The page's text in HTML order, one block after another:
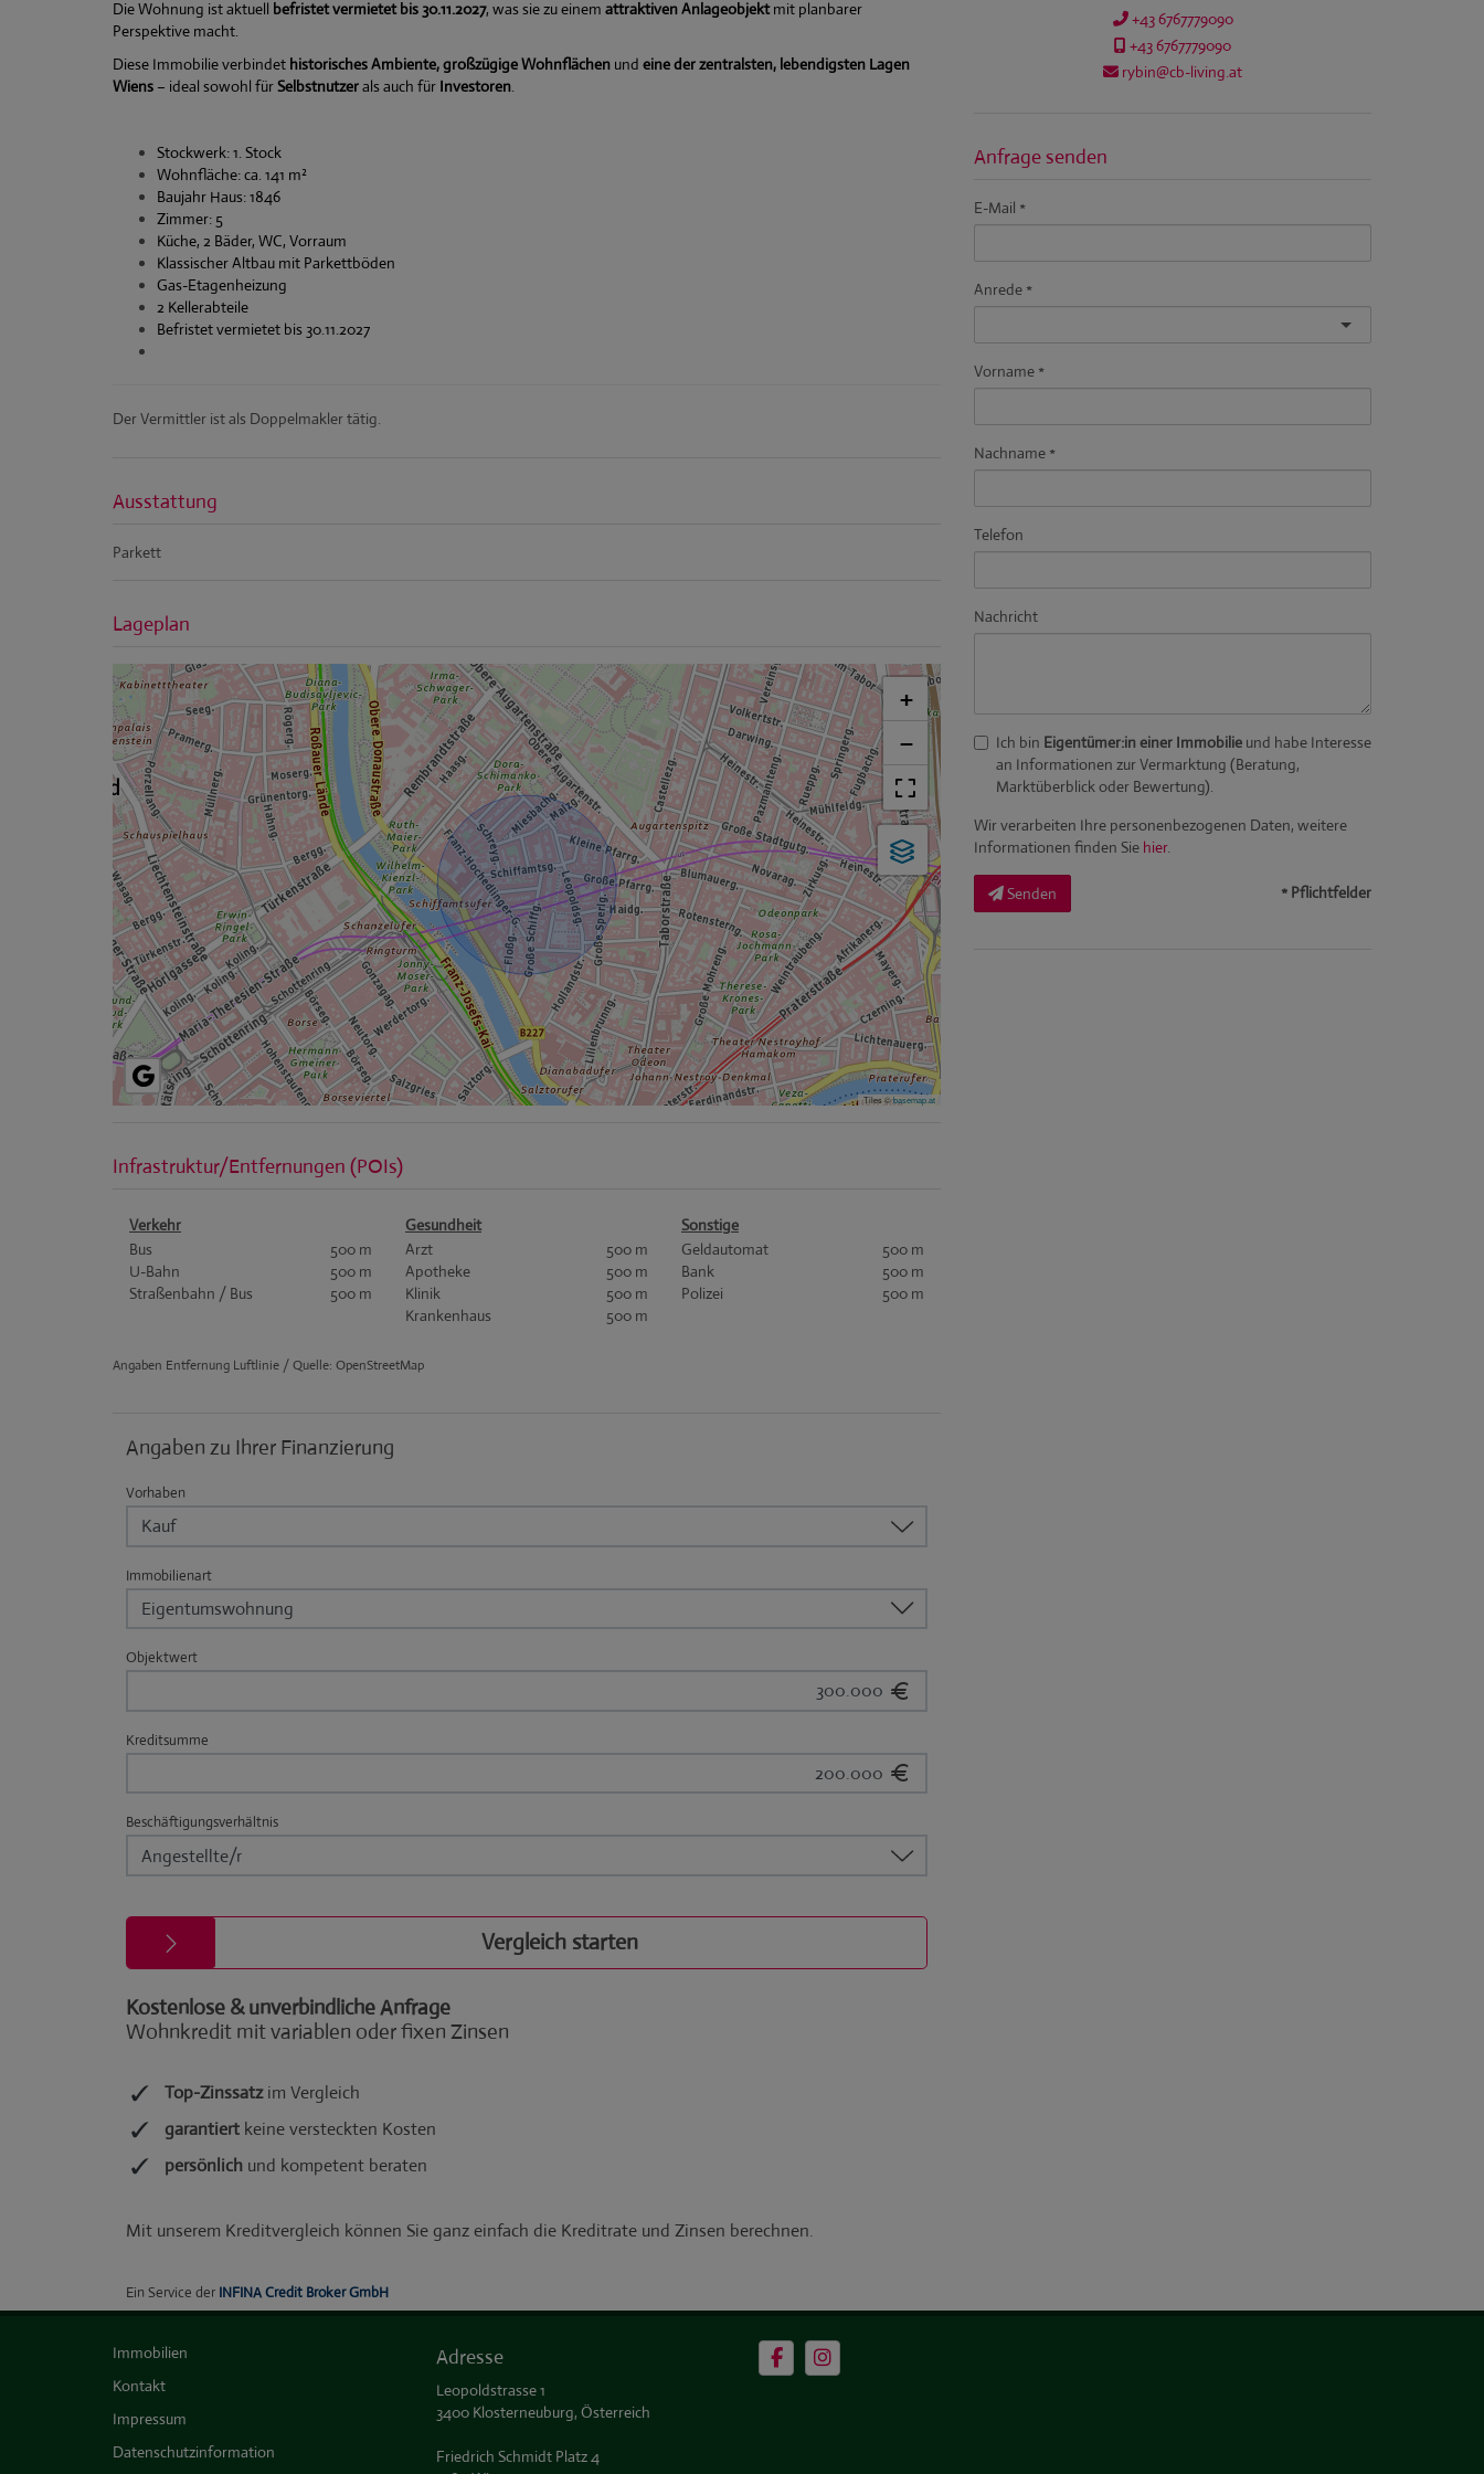
Die Wohnung ist aktuell befristet vermietet bis 30.11.2027, was sie zu einem attraktiven Anlageobjektmit planbarer
Perspektive macht.
Diese Immobilie verbindet historisches Ambiente, großzügige Wohnflächen und eine der zentralsten, lebendigsten Lagen
Wiens – ideal sowohl fürSelbstnutzerals auch für Investoren.
Stockwerk: 1. Stock
Wohnfläche: ca. 141 m²
Baujahr Haus: 1846
Zimmer: 5
Küche, 2 Bäder, WC, Vorraum
Klassischer Altbau mit Parkettböden
Gas-Etagenheizung
2 Kellerabteile
Befristet vermietet bis 30.11.2027
Der Vermittler ist als Doppelmakler tätig.
Ausstattung
Parkett
Lageplan
+
−
Tiles ©basemap.at
Infrastruktur/Entfernungen (POIs)
Verkehr
Bus
500 m
U-Bahn
500 m
Straßenbahn / Bus
500 m
Gesundheit
Arzt
500 m
Apotheke
500 m
Klinik
500 m
Krankenhaus
500 m
Sonstige
Geldautomat
500 m
Bank
500 m
Polizei
500 m
Angaben Entfernung Luftlinie / Quelle: OpenStreetMap
+43 6767779090
+43 6767779090
rybin@cb-living.at
Anfrage senden
E-Mail
Anrede
Vorname
Nachname
Telefon
Nachricht
Ich bin Eigentümer:in einer Immobilie und habe Interesse
an Informationen zur Vermarktung (Beratung,
Marktüberblick oder Bewertung).
Wir verarbeiten Ihre personenbezogenen Daten, weitere
Informationen finden Sie hier.
Senden * Pflichtfelder
Immobilien
Kontakt
Impressum
Datenschutzinformation
Adresse
Leopoldstrasse 1
3400 Klosterneuburg, Österreich
Friedrich Schmidt Platz 4